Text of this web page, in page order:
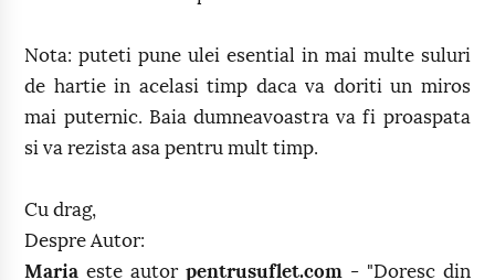
Nota: puteti pune ulei esential in mai multe suluri
de hartie in acelasi timp daca va doriti un miros
mai puternic. Baia dumneavoastra va fi proaspata
si va rezista asa pentru mult timp.
Cu drag,
Despre Autor:
Maria este autor pentrusuflet.com - "Doresc din